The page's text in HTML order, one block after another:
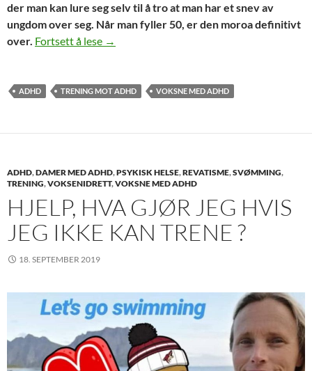
der man kan lure seg selv til å tro at man har et snev av
ungdom over seg. Når man fyller 50, er den moroa definitivt
over. Fortsett å lese Halvveis til 100 og 10 år med ADHD
→
ADHD TRENING MOT ADHD VOKSNE MED ADHD
ADHD,DAMER MED ADHD,PSYKISK HELSE,REVATISME,SVØMMING,
TRENING,VOKSENIDRETT,VOKSNE MED ADHD
HJELP, HVA GJØR JEG HVIS
JEG IKKE KAN TRENE ?
18. SEPTEMBER 2019